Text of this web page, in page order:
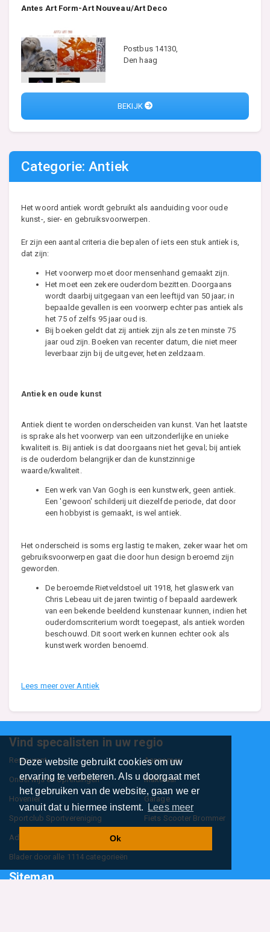
Deze website gebruikt cookies om uw
ervaring te verbeteren. Als u doorgaat met
het gebruiken van de website, gaan we er
vanuit dat u hiermee instemt.
Lees meer
Ok
Antes Art Form-Art Nouveau/Art Deco
Postbus 14130,
Den haag
BEKIJK
Categorie: Antiek
Het woord antiek wordt gebruikt als aanduiding voor oude
kunst-, sier- en gebruiksvoorwerpen.
Er zijn een aantal criteria die bepalen of iets een stuk antiek is,
dat zijn:
Het voorwerp moet door mensenhand gemaakt zijn.
Het moet een zekere ouderdom bezitten. Doorgaans
wordt daarbij uitgegaan van een leeftijd van 50 jaar; in
bepaalde gevallen is een voorwerp echter pas antiek als
het 75 of zelfs 95 jaar oud is.
Bij boeken geldt dat zij antiek zijn als ze ten minste 75
jaar oud zijn. Boeken van recenter datum, die niet meer
leverbaar zijn bij de uitgever, heten zeldzaam.
Antiek en oude kunst
Antiek dient te worden onderscheiden van kunst. Van het laatste
is sprake als het voorwerp van een uitzonderlijke en unieke
kwaliteit is. Bij antiek is dat doorgaans niet het geval; bij antiek
is de ouderdom belangrijker dan de kunstzinnige
waarde/kwaliteit.
Een werk van Van Gogh is een kunstwerk, geen antiek.
Een 'gewoon' schilderij uit diezelfde periode, dat door
een hobbyist is gemaakt, is wel antiek.
Het onderscheid is soms erg lastig te maken, zeker waar het om
gebruiksvoorwerpen gaat die door hun design beroemd zijn
geworden.
De beroemde Rietveldstoel uit 1918, het glaswerk van
Chris Lebeau uit de jaren twintig of bepaald aardewerk
van een bekende beeldend kunstenaar kunnen, indien het
ouderdomscriterium wordt toegepast, als antiek worden
beschouwd. Dit soort werken kunnen echter ook als
kunstwerk worden benoemd.
Lees meer over Antiek
Vind specalisten in uw regio
Restaurant Aannemer
Onderwijs en Opleidingen Makelaar
Hovenier Garage
Sportclub Sportvereniging Fiets Scooter Brommer
Administratiekantoor
Blader door alle 1114 categorieën
Sitemap